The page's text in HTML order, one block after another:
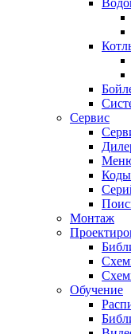
Сервис
Меню
Монтаж
Обучение